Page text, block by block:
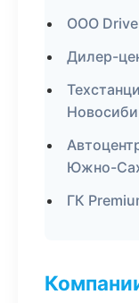
ООО
Дилер-
Южно-
ГК